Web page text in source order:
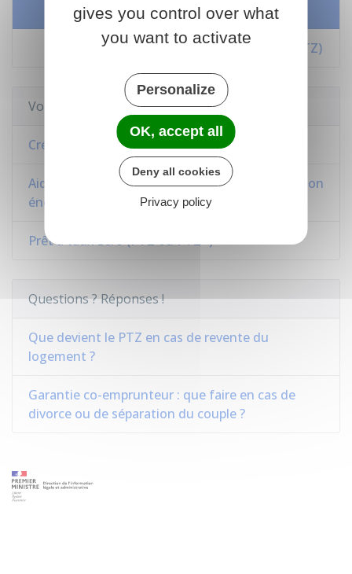
Services en ligne et formulaires
Calculer le montant du prêt à taux zéro (PTZ)
Voir aussi
Crédit immobilier
Aides et prêts pour l'amélioration et la rénovation
énergétique de l'habitat
Prêt à taux zéro (PTZ ou PTZ+)
Questions ? Réponses !
Que devient le PTZ en cas de revente du
logement ?
Garantie co-emprunteur : que faire en cas de
divorce ou de séparation du couple ?
gives you control over what
you want to activate
Personalize
OK, accept all
Deny all cookies
Privacy policy